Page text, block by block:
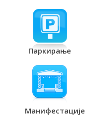
Паркирање
Манифестације